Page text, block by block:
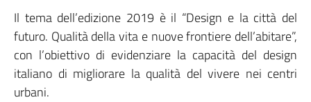
Il tema dell’edizione 2019 è il “Design e la città del
futuro. Qualità della vita e nuove frontiere dell’abitare”,
con l’obiettivo di evidenziare la capacità del design
italiano di migliorare la qualità del vivere nei centri
urbani.